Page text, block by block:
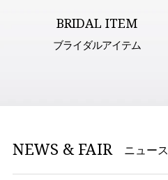
BRIDAL ITEM
ブライダルアイテム
NEWS & FAIR ニュース